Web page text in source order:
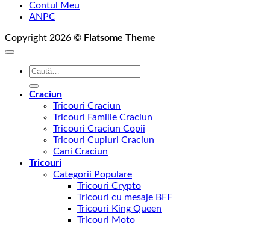
Contul Meu
ANPC
Copyright 2026 © Flatsome Theme
Caută
Craciun
Tricouri Craciun
Tricouri Familie Craciun
Tricouri Craciun Copii
Tricouri Cupluri Craciun
Cani Craciun
Tricouri
Categorii Populare
Tricouri Crypto
Tricouri cu mesaje BFF
Tricouri King Queen
Tricouri Moto